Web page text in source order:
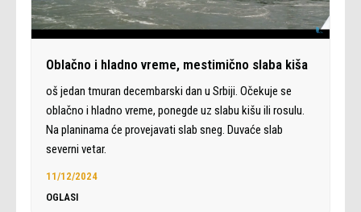
Oblačno i hladno vreme, mestimično slaba kiša
oš jedan tmuran decembarski dan u Srbiji. Očekuje se
oblačno i hladno vreme, ponegde uz slabu kišu ili rosulu.
Na planinama će provejavati slab sneg. Duvaće slab
severni vetar.
11/12/2024
OGLASI